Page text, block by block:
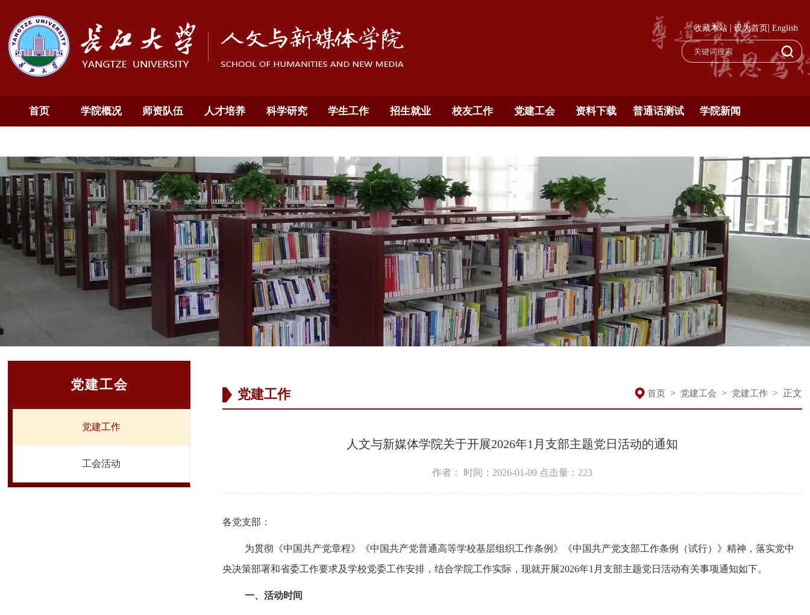
收藏本站|设为首页| English
首页 学院概况 师资队伍 人才培养 科学研究 学生工作 招生就业 校友工作 党建工会 资料下载 普通话测试 学院新闻
党建工会
党建工作
工会活动
党建工作 首页 > 党建工会 > 党建工作 > 正文
人文与新媒体学院关于开展2026年1月支部主题党日活动的通知
作者： 时间：2026-01-09 点击量： 223
各党支部：
为贯彻《中国共产党章程》《中国共产党普通高等学校基层组织工作条例》《中国共产党支部工作条例（试行）》精神，落实党中
央决策部署和省委工作要求及学校党委工作安排，结合学院工作实际，现就开展2026年1月支部主题党日活动有关事项通知如下。
一、活动时间